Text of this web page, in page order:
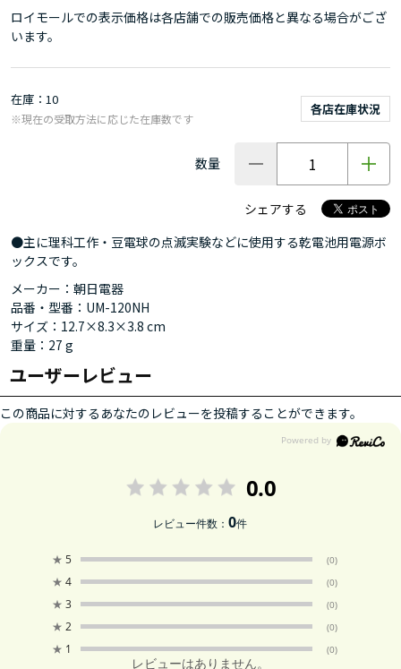
ロイモールでの表示価格は各店舗での販売価格と異なる場合がござ
います。
在庫 10
各店在庫状況
※現在の受取方法に応じた在庫数です
数量
シェアする
●主に理科工作・豆電球の点滅実験などに使用する乾電池用電源ボ
ックスです。
メーカー：朝日電器
品番・型番：UM-120NH
サイズ：12.7×8.3×3.8 cm
重量：27 g
ユーザーレビュー
この商品に対するあなたのレビューを投稿することができます。
0.0
レビュー件数：0件
★ 5 (0)
★ 4 (0)
★ 3 (0)
★ 2 (0)
★ 1 (0)
レビューはありません。